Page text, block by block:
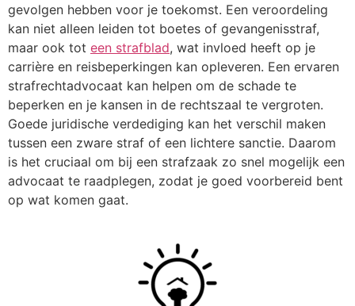
gevolgen hebben voor je toekomst. Een veroordeling
kan niet alleen leiden tot boetes of gevangenisstraf,
maar ook tot een strafblad, wat invloed heeft op je
carrière en reisbeperkingen kan opleveren. Een ervaren
strafrechtadvocaat kan helpen om de schade te
beperken en je kansen in de rechtszaal te vergroten.
Goede juridische verdediging kan het verschil maken
tussen een zware straf of een lichtere sanctie. Daarom
is het cruciaal om bij een strafzaak zo snel mogelijk een
advocaat te raadplegen, zodat je goed voorbereid bent
op wat komen gaat.